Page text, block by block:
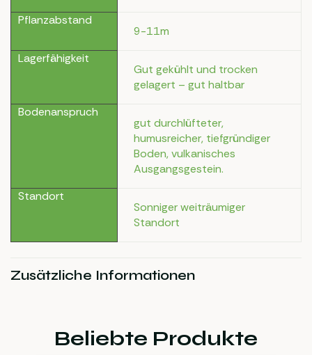
Pflanzabstand
9-11m
Lagerfähigkeit
Gut gekühlt und trocken
gelagert – gut haltbar
Bodenanspruch
gut durchlüfteter,
humusreicher, tiefgründiger
Boden, vulkanisches
Ausgangsgestein.
Standort
Sonniger weiträumiger
Standort
Zusätzliche Informationen
Beliebte Produkte